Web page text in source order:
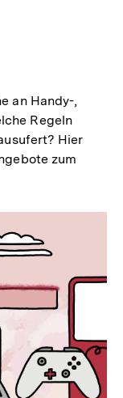
an Handy-,
Regeln
Hier
zum